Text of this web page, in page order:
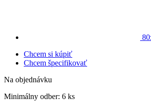
Chcem si kúpiť
Chcem špecifikovať
Na objednávku
Minimálny odber: 6 ks